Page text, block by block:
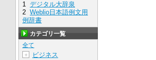
1 デジタル大辞泉
2 Weblio日本語例文用
例辞書
カテゴリ一覧
全て
＋
ビジネス